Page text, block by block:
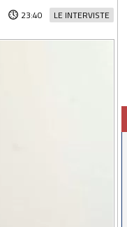
LE INTERVISTE
23:40